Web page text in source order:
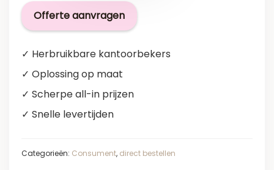
Offerte aanvragen
✓ Herbruikbare kantoorbekers
✓ Oplossing op maat
✓ Scherpe all-in prijzen
✓ Snelle levertijden
Categorieën: Consument, direct bestellen